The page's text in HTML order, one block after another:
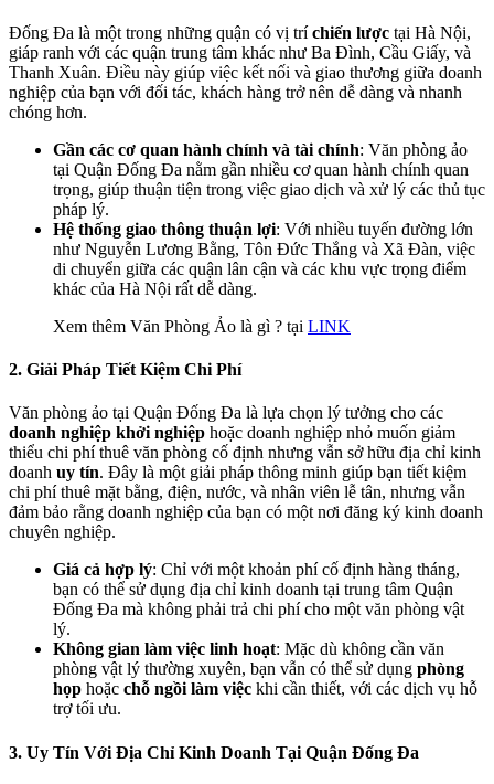
Đống Đa là một trong những quận có vị tríchiến lược tại Hà Nội,
giáp ranh với các quận trung tâm khác như Ba Đình, Cầu Giấy, và
Thanh Xuân. Điều này giúp việc kết nối và giao thương giữa doanh
nghiệp của bạn với đối tác, khách hàng trở nên dễ dàng và nhanh
chóng hơn.
Gần các cơ quan hành chính và tài chính: Văn phòng ảo
tại Quận Đống Đa nằm gần nhiều cơ quan hành chính quan
trọng, giúp thuận tiện trong việc giao dịch và xử lý các thủ tục
pháp lý.
Hệ thống giao thông thuận lợi: Với nhiều tuyến đường lớn
như Nguyễn Lương Bằng, Tôn Đức Thắng và Xã Đàn, việc
di chuyển giữa các quận lân cận và các khu vực trọng điểm
khác của Hà Nội rất dễ dàng.
Xem thêm Văn Phòng Ảo là gì ? tại LINK
2. Giải Pháp Tiết Kiệm Chi Phí
Văn phòng ảo tại Quận Đống Đa là lựa chọn lý tưởng cho các
doanh nghiệp khởi nghiệp hoặc doanh nghiệp nhỏ muốn giảm
thiểu chi phí thuê văn phòng cố định nhưng vẫn sở hữu địa chỉ kinh
doanh uy tín. Đây là một giải pháp thông minh giúp bạn tiết kiệm
chi phí thuê mặt bằng, điện, nước, và nhân viên lễ tân, nhưng vẫn
đảm bảo rằng doanh nghiệp của bạn có một nơi đăng ký kinh doanh
chuyên nghiệp.
Giá cả hợp lý: Chỉ với một khoản phí cố định hàng tháng,
bạn có thể sử dụng địa chỉ kinh doanh tại trung tâm Quận
Đống Đa mà không phải trả chi phí cho một văn phòng vật
lý.
Không gian làm việc linh hoạt: Mặc dù không cần văn
phòng vật lý thường xuyên, bạn vẫn có thể sử dụng phòng
họp hoặc chỗ ngồi làm việc khi cần thiết, với các dịch vụ hỗ
trợ tối ưu.
3. Uy Tín Với Địa Chỉ Kinh Doanh Tại Quận Đống Đa